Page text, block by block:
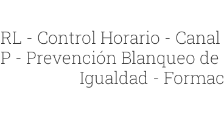
- Control Horario -
- Prevención Blanqueo
Igualdad -